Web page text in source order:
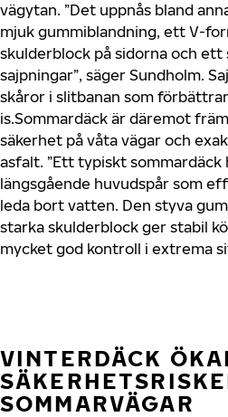
vägytan. ”Det uppnås bland
mjuk gummiblandning, ett V-
skulderblock på sidorna och
sajpningar”, säger Sundholm.
skåror i slitbanan som
is.Sommardäck är däremot
säkerhet på våta vägar och
asfalt. ”Ett typiskt sommardäck
längsgående huvudspår som
leda bort vatten. Den styva
starka skulderblock ger stabil
mycket god kontroll i extrema
VINTERDÄCK
SOMMARVÄGAR